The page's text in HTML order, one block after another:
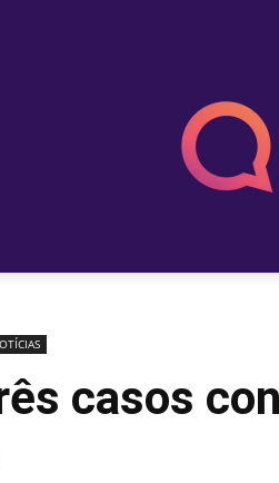
casos